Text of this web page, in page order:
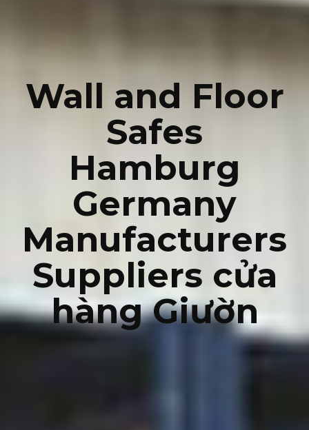
Wall and Floor
Safes
Hamburg
Germany
Manufacturers
Suppliers cửa
hàng Giườn